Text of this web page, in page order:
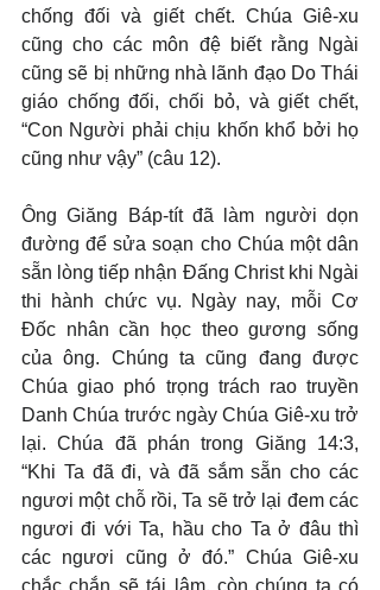
chống đối và giết chết. Chúa Giê-xu
cũng cho các môn đệ biết rằng Ngài
cũng sẽ bị những nhà lãnh đạo Do Thái
giáo chống đối, chối bỏ, và giết chết,
“Con Người phải chịu khốn khổ bởi họ
cũng như vậy” (câu 12).
Ông Giăng Báp-tít đã làm người dọn
đường để sửa soạn cho Chúa một dân
sẵn lòng tiếp nhận Đấng Christ khi Ngài
thi hành chức vụ. Ngày nay, mỗi Cơ
Đốc nhân cần học theo gương sống
của ông. Chúng ta cũng đang được
Chúa giao phó trọng trách rao truyền
Danh Chúa trước ngày Chúa Giê-xu trở
lại. Chúa đã phán trong Giăng 14:3,
“Khi Ta đã đi, và đã sắm sẵn cho các
ngươi một chỗ rồi, Ta sẽ trở lại đem các
ngươi đi với Ta, hầu cho Ta ở đâu thì
các ngươi cũng ở đó.” Chúa Giê-xu
chắc chắn sẽ tái lâm, còn chúng ta có